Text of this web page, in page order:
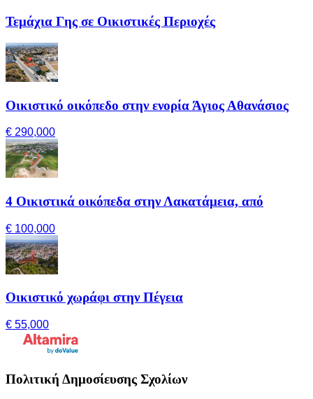
Τεμάχια Γης σε Οικιστικές Περιοχές
Οικιστικό οικόπεδο στην ενορία Άγιος Αθανάσιος
€ 290,000
4 Οικιστικά οικόπεδα στην Λακατάμεια, από
€ 100,000
Οικιστικό χωράφι στην Πέγεια
€ 55,000
Πολιτική Δημοσίευσης Σχολίων